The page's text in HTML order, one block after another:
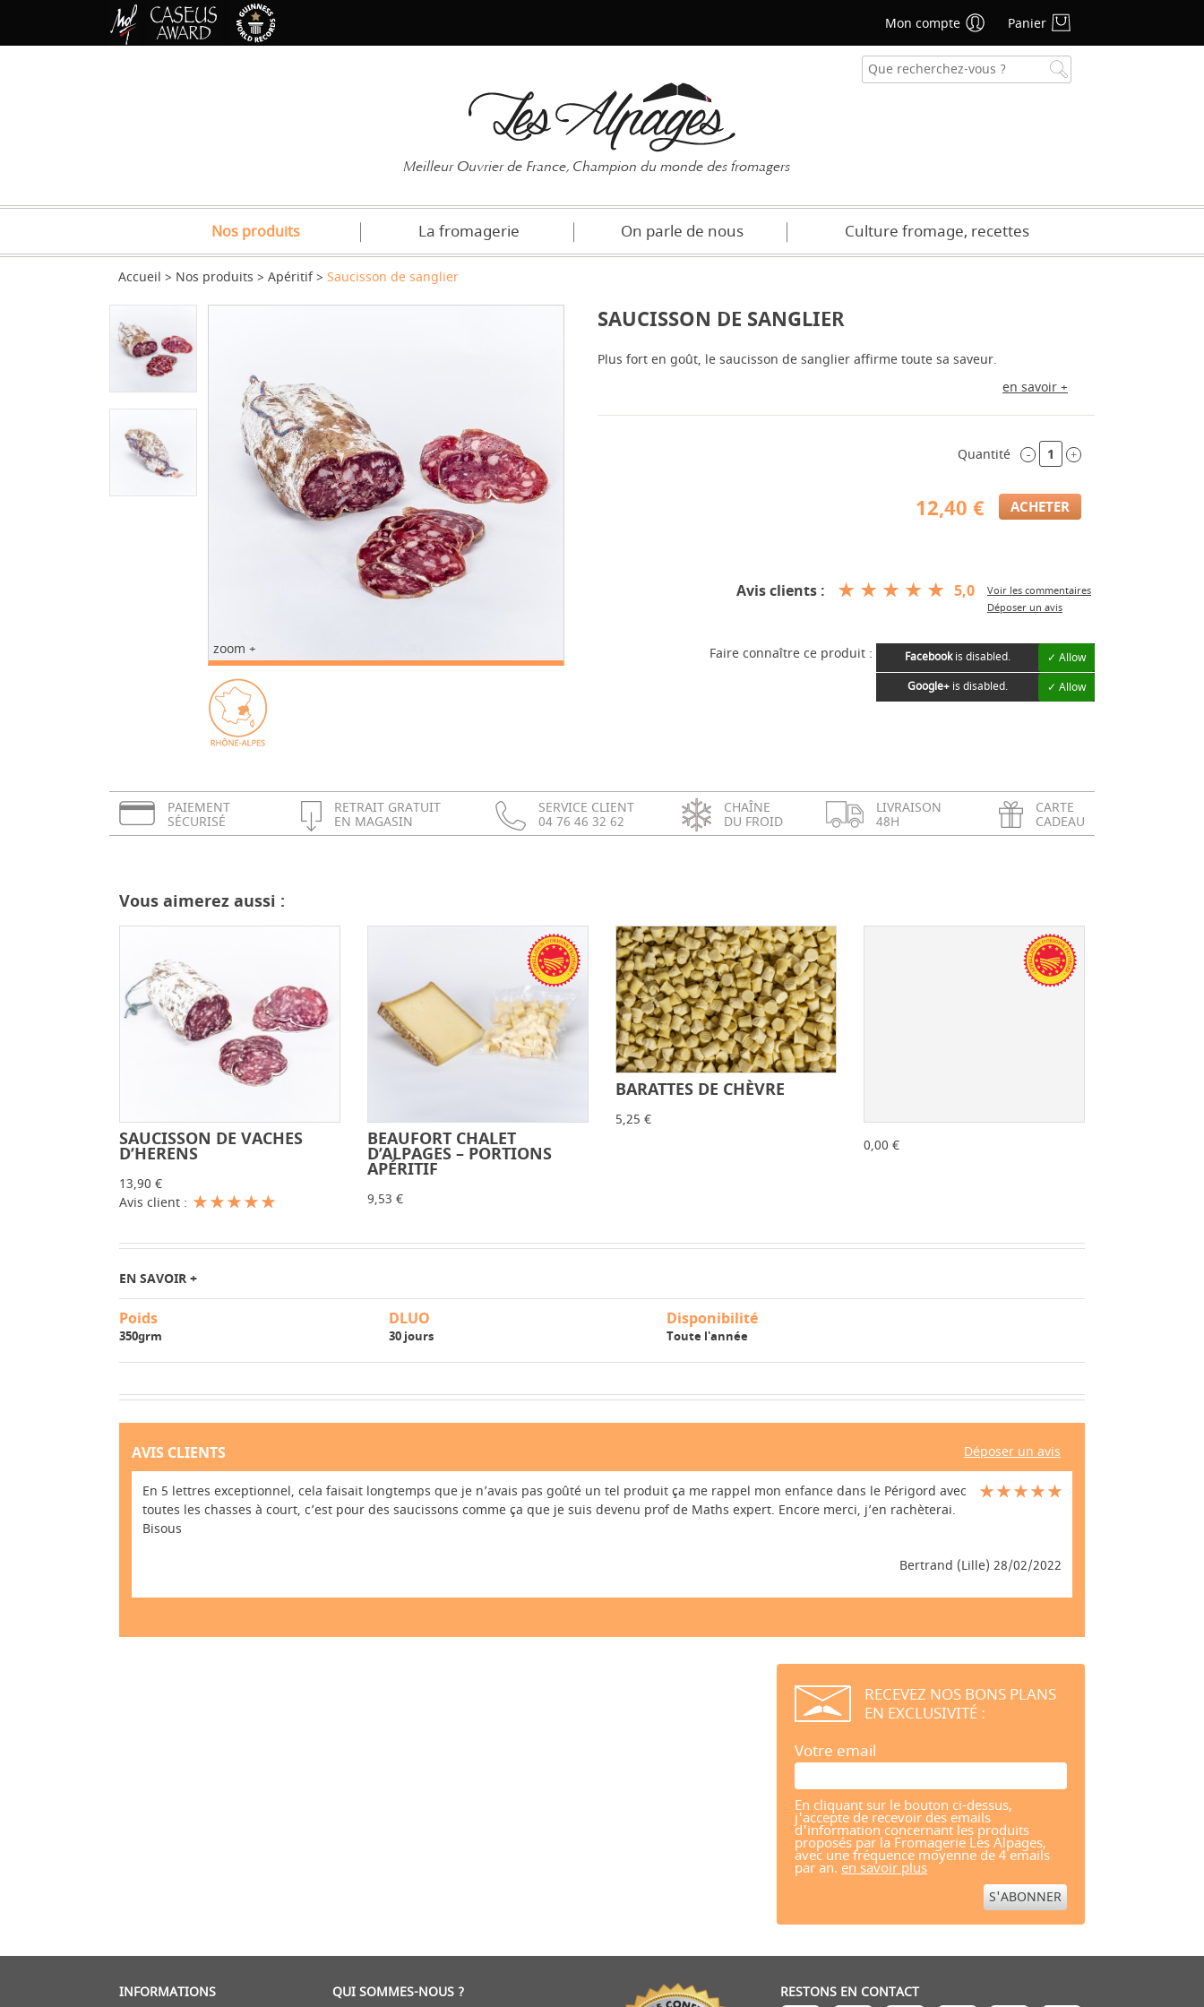
Meilleur Ouvrier de France, Champion du monde des fromagers
Nos produits La fromagerie On parle de nous Culture fromage, recettes
Accueil Nos produits Apéritif Saucisson de sanglier
SAUCISSON DE SANGLIER
Plus fort en goût, le saucisson de sanglier affirme toute sa saveur.
en savoir +
Quantité - +
12,40 €
Avis clients : 5,0
Voir les commentaires
Déposer un avis
Faire connaître ce produit : Facebookis disabled.
✓ Allow
Google+is disabled. ✓ Allow
zoom +
PAIEMENT
SÉCURISÉ
RETRAIT GRATUIT
EN MAGASIN
SERVICE CLIENT
04 76 46 32 62
CHAÎNE
DU FROID
LIVRAISON
48H
CARTE
CADEAU
Vous aimerez aussi :
- +
SAUCISSON DE VACHES
D’HERENS
13,90 €
Avis client :
-
BEAUFORT CHALET
D’ALPAGES – PORTIONS
APÉRITIF
9,53 €
-
BARATTES DE CHÈVRE
5,25 €
0,00 €
EN SAVOIR +
Poids
350grm
DLUO
30 jours
Disponibilité
Toute l'année
Déposer un avis
AVIS CLIENTS
En 5 lettres exceptionnel, cela faisait longtemps que je n’avais pas goûté un tel produit ça me rappel mon enfance dans le Périgord avec
toutes les chasses à court, c’est pour des saucissons comme ça que je suis devenu prof de Maths expert. Encore merci, j’en rachèterai.
Bisous
Bertrand (Lille) 28/02/2022
RECEVEZ NOS BONS PLANS
EN EXCLUSIVITÉ :
Votre email
En cliquant sur le bouton ci-dessus,
j'accepte de recevoir des emails
d'information concernant les produits
proposés par la Fromagerie Les Alpages,
avec une fréquence moyenne de 4 emails
par an. en savoir plus
Mon compte Panier
INFORMATIONS
QUI SOMMES-NOUS ?
RESTONS EN CONTACT